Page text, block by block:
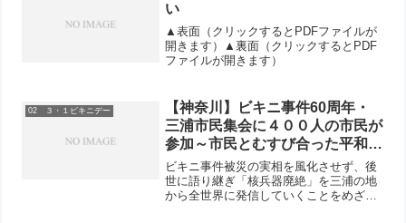
い
▲表面（クリックするとPDFファイルが
開きます）▲裏面（クリックするとPDF
ファイルが開きます）
02 ３・１ビキニデー
【神奈川】ビキニ事件60周年・
三浦市民集会に４００人の市民が
参加～市民とむすび合った平和・
核兵器廃絶の思い～
ビキニ事件被災の実相を風化させず、後
世に語り継ぎ「核兵器廃絶」を三浦の地
から全世界に発信していくことをめざす